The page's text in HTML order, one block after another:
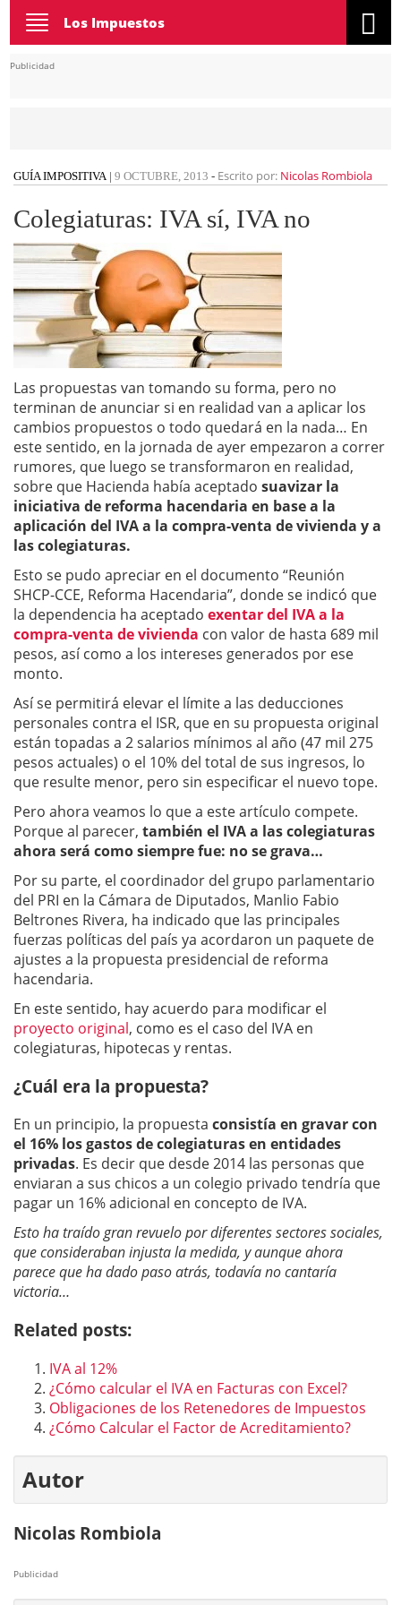
Toggle
navigation
Los Impuestos
Publicidad
GUÍA IMPOSITIVA| 9 OCTUBRE, 2013 - Escrito por: Nicolas Rombiola
Colegiaturas: IVA sí, IVA no
Las propuestas van tomando su forma, pero no
terminan de anunciar si en realidad van a aplicar los
cambios propuestos o todo quedará en la nada… En
este sentido, en la jornada de ayer empezaron a correr
rumores, que luego se transformaron en realidad,
sobre que Hacienda había aceptado suavizar la
iniciativa de reforma hacendaria en base a la
aplicación del IVA a la compra-venta de vivienda y a
las colegiaturas.
Esto se pudo apreciar en el documento “Reunión
SHCP-CCE, Reforma Hacendaria”, donde se indicó que
la dependencia ha aceptado exentar del IVA a la
compra-venta de vivienda con valor de hasta 689 mil
pesos, así como a los intereses generados por ese
monto.
Así se permitirá elevar el límite a las deducciones
personales contra el ISR, que en su propuesta original
están topadas a 2 salarios mínimos al año (47 mil 275
pesos actuales) o el 10% del total de sus ingresos, lo
que resulte menor, pero sin especificar el nuevo tope.
Pero ahora veamos lo que a este artículo compete.
Porque al parecer, también el IVA a las colegiaturas
ahora será como siempre fue: no se grava…
Por su parte, el coordinador del grupo parlamentario
del PRI en la Cámara de Diputados, Manlio Fabio
Beltrones Rivera, ha indicado que las principales
fuerzas políticas del país ya acordaron un paquete de
ajustes a la propuesta presidencial de reforma
hacendaria.
En este sentido, hay acuerdo para modificar el
proyecto original, como es el caso del IVA en
colegiaturas, hipotecas y rentas.
¿Cuál era la propuesta?
En un principio, la propuesta consistía en gravar con
el 16% los gastos de colegiaturas en entidades
privadas. Es decir que desde 2014 las personas que
enviaran a sus chicos a un colegio privado tendría que
pagar un 16% adicional en concepto de IVA.
Esto ha traído gran revuelo por diferentes sectores sociales,
que consideraban injusta la medida, y aunque ahora
parece que ha dado paso atrás, todavía no cantaría
victoria…
Related posts:
IVA al 12%
¿Cómo calcular el IVA en Facturas con Excel?
Obligaciones de los Retenedores de Impuestos
¿Cómo Calcular el Factor de Acreditamiento?
Autor
Nicolas Rombiola
Publicidad